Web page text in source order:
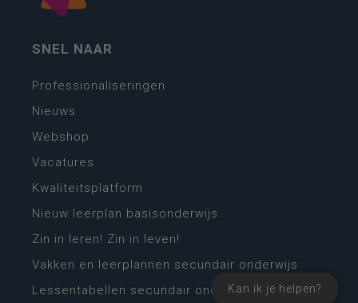
Kan ik je helpen?
SNEL NAAR
Professionaliseringen
Nieuws
Webshop
Vacatures
Kwaliteitsplatform
Nieuw leerplan basisonderwijs
Zin in leren! Zin in leven!
Vakken en leerplannen secundair onderwijs
Lessentabellen secundair onderwijs